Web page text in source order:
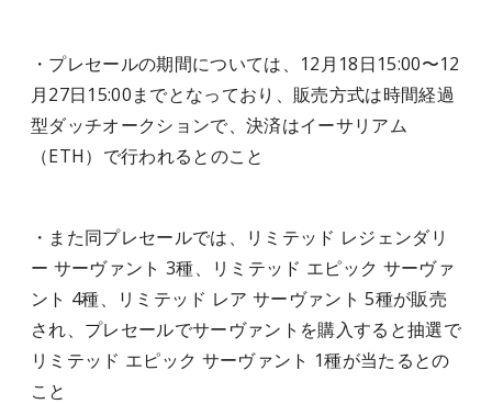
・プレセールの期間については、12月18日15:00〜12
月27日15:00までとなっており、販売方式は時間経過
型ダッチオークションで、決済はイーサリアム
（ETH）で行われるとのこと
・また同プレセールでは、リミテッド レジェンダリ
ー サーヴァント 3種、リミテッド エピック サーヴァ
ント 4種、リミテッド レア サーヴァント 5種が販売
され、プレセールでサーヴァントを購入すると抽選で
リミテッド エピック サーヴァント 1種が当たるとの
こと